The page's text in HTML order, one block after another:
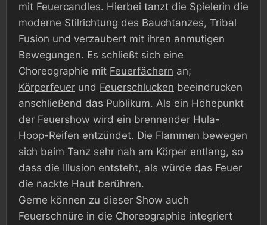
mit Feuercandles. Hierbei tanzt die Spielerin die
moderne Stilrichtung des Bauchtanzes, Tribal
Fusion und verzaubert mit ihren anmutigen
Bewegungen. Es schließt sich eine
Choreographie mit Feuerfächern an;
Körperfeuer und Feuerschlucken beeindrucken
anschließend das Publikum. Als ein Höhepunkt
der Feuershow wird ein brennender Hula-
Hoop-Reifen entzündet. Die Flammen bewegen
sich beim Tanz sehr nah am Körper entlang, so
dass die Illusion entsteht, als würde das Feuer
die nackte Haut berühren.
Gerne können zu dieser Show auch
Feuerschnüre in die Choreographie integriert